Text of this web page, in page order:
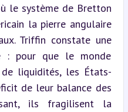
le système de Bretton
la pierre angulaire
Triffin constate une
: pour que le monde
liquidités, les États-
de leur balance des
ils fragilisent la